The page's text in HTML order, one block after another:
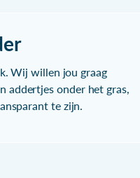
Wij willen jou graag
addertjes onder het gras,
te zijn.